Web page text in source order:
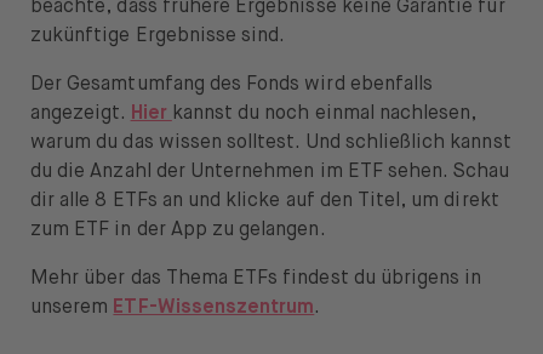
beachte, dass frühere Ergebnisse keine Garantie für
zukünftige Ergebnisse sind.
Der Gesamtumfang des Fonds wird ebenfalls
angezeigt. Hier kannst du noch einmal nachlesen,
warum du das wissen solltest. Und schließlich kannst
du die Anzahl der Unternehmen im ETF sehen. Schau
dir alle 8 ETFs an und klicke auf den Titel, um direkt
zum ETF in der App zu gelangen.
Mehr über das Thema ETFs findest du übrigens in
unserem ETF-Wissenszentrum.